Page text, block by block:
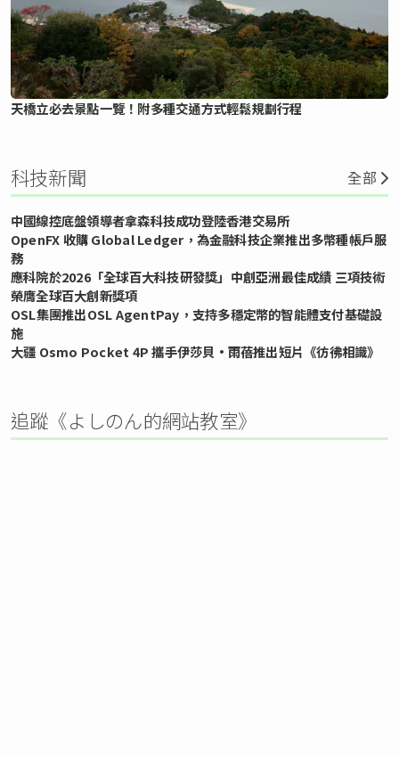
天橋立必去景點一覽！附多種交通方式輕鬆規劃行程
科技新聞 全部
中國線控底盤領導者拿森科技成功登陸香港交易所
OpenFX 收購 Global Ledger，為金融科技企業推出多幣種帳戶服
務
應科院於2026「全球百大科技研發獎」中創亞洲最佳成績 三項技術
榮膺全球百大創新獎項
OSL集團推出OSL AgentPay，支持多穩定幣的智能體支付基礎設
施
大疆 Osmo Pocket 4P 攜手伊莎貝•雨蓓推出短片《彷彿相識》
追蹤《よしのん的網站教室》